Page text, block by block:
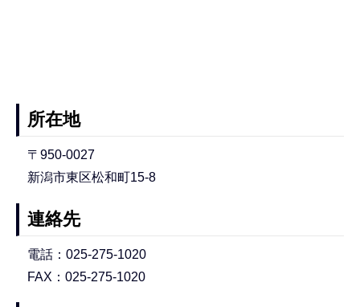
所在地
〒950-0027
新潟市東区松和町15-8
連絡先
電話：025-275-1020
FAX：025-275-1020